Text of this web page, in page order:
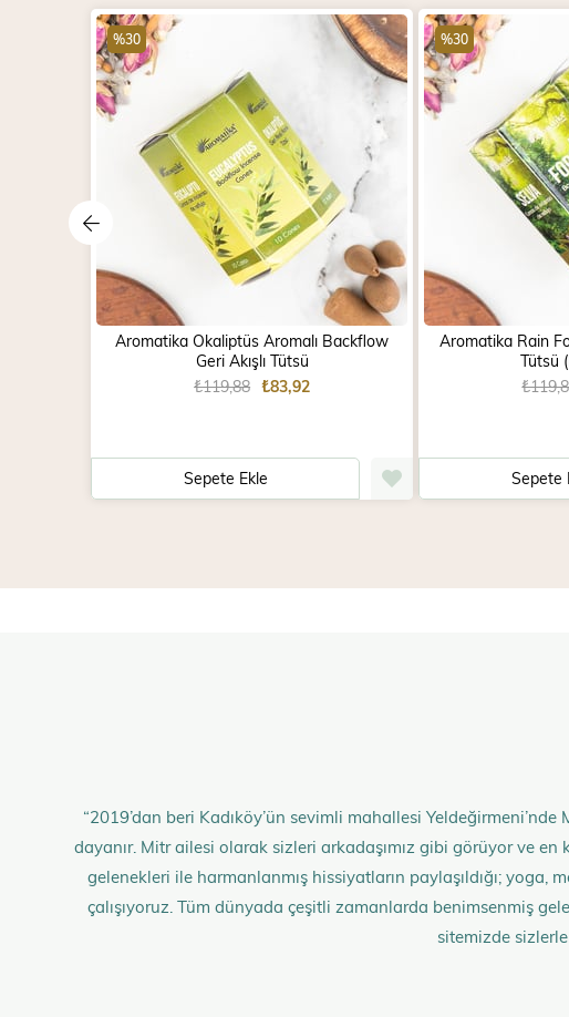
Aromatika Okaliptüs Aromalı Backflow
Geri Akışlı Tütsü
₺83,92
₺119,88
Sepete Ekle
%30
Aromatika Rain
Tütsü
Sepete
%30
“2019’dan beri Kadıköy’ün sevimli mahallesi
dayanır. Mitr ailesi olarak sizleri arkadaşımız gibi görüyor ve
gelenekleri ile harmanlanmış hissiyatların paylaşıldığı;
çalışıyoruz. Tüm dünyada çeşitli zamanlarda benimsenmiş
sitemizde